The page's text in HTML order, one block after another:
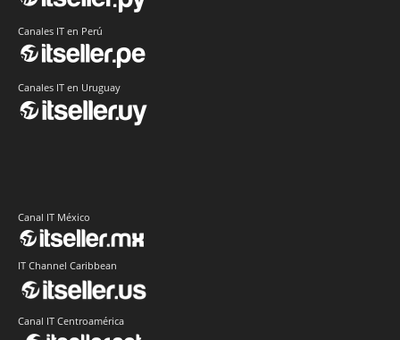
Canales IT en Perú
Canales IT en Uruguay
Canal IT México
IT Channel Caribbean
Canal IT Centroamérica